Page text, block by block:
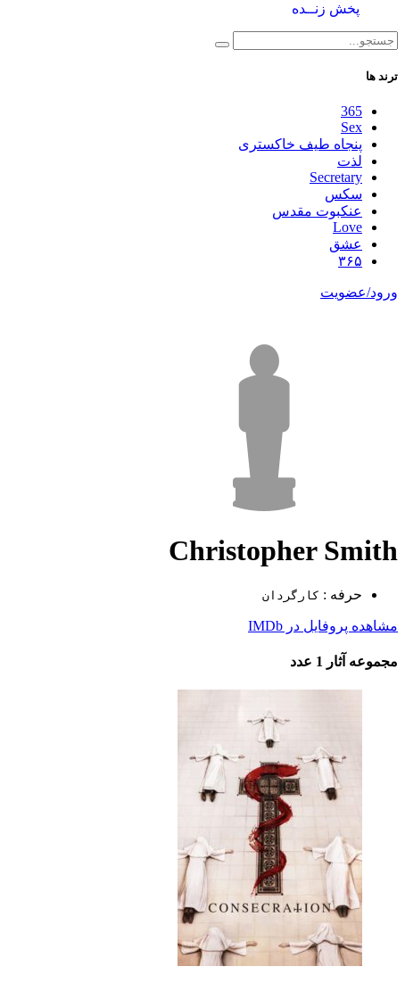
پخش زنــده
ترند ها
365
Sex
پنجاه طیف خاکستری
لذت
Secretary
سکس
عنکبوت مقدس
Love
عشق
۳۶۵
ورود/عضویت
Christopher Smith
حرفه : کارگردان
مشاهده پروفایل در IMDb
مجموعه آثار 1 عدد